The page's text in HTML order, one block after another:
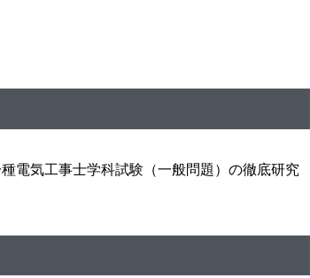
電気工事士学科試験（一般問題）の徹底研究